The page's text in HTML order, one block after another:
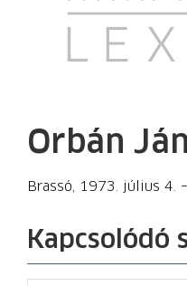
Orbán
Brassó, 1973. július 4. –
Kapcsolódó